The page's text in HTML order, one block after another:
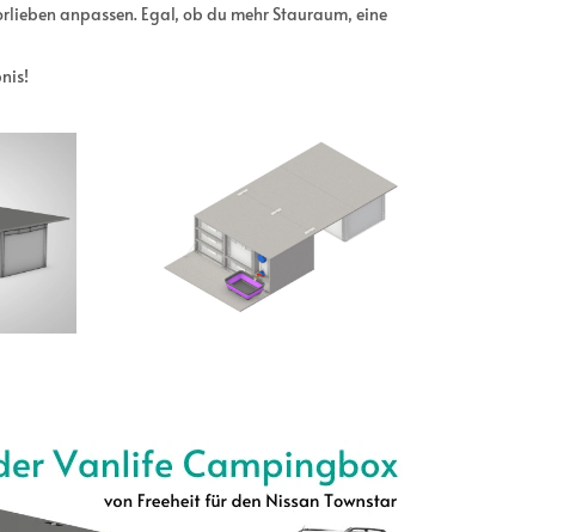
anpassen. Egal, ob du mehr Stauraum, eine